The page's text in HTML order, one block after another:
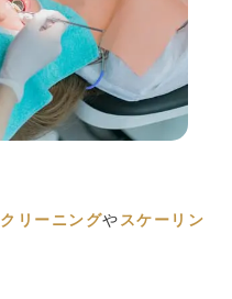
クリーニングや スケーリン